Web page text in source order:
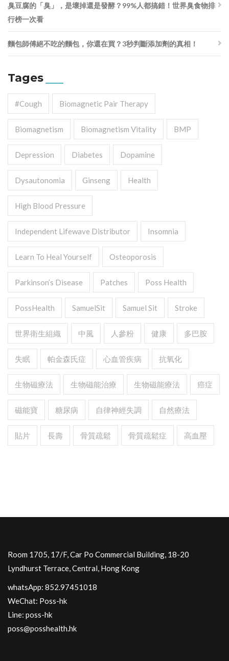
臭豆腐的「臭」，是壞掉還是發酵？99%人都搞錯！世界臭食物排
行榜一次看
麵包師傅絕不吃的麵包，你還在買？3秒判斷添加劑的真相！
Tages
#cough Biomagnetic Pair Therapy
Biomagnetism Biomagnetism Vitality BMP
Depression Diabetes Dopamine
Dysautonomia Ginseng Health
High Blood Pressure
Independent Lifewave Distributor Insomnia
Learn To Heal Yourself Osteoporosis
Parkinson’s Disease Patches Poss Health
PossHealth SamuelSit Samuel Sit Stroke
世界衛生組織 中風 人參粉 健康 多巴胺
失眠 帕金森氏症 心血管疾病 抗氧化
生物磁療法 生物磁能治療 生物磁能療法 癌症
磁能寶 糖尿病 自律神經失調 自然療法
貼片 長壽 骨質疏鬆 骨質疏鬆症 高血壓
Room 1705, 17/F, Car Po Commercial Building, 18-20
Lyndhurst Terrace, Central, Hong Kong
whatsApp: 852.97451018
WeChat: Poss-hk
Line: poss-hk
poss@posshealth.hk